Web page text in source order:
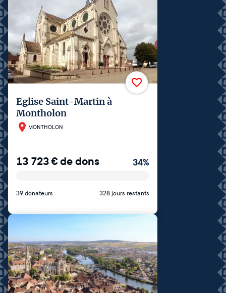
Eglise Saint-Martin à
Montholon
MONTHOLON
13 723€de dons 34%
39 donateurs 328 jours restants